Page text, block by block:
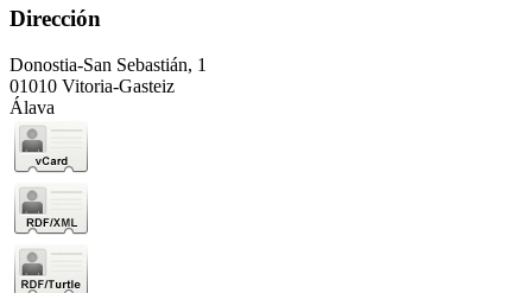
Dirección
Donostia-San Sebastián, 1
01010 Vitoria-Gasteiz
Álava